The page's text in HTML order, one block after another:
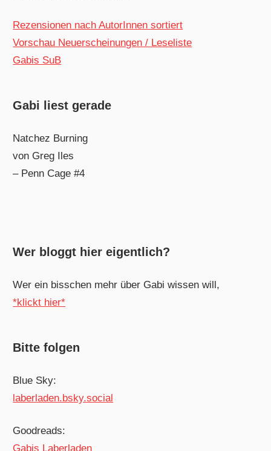
Rezensionen nach AutorInnen sortiert
Vorschau Neuerscheinungen / Leseliste
Gabis SuB
Gabi liest gerade
Natchez Burning
von Greg Iles
– Penn Cage #4
Wer bloggt hier eigentlich?
Wer ein bisschen mehr über Gabi wissen will,
*klickt hier*
Bitte folgen
Blue Sky:
laberladen.bsky.social
Goodreads:
Gabis Laberladen